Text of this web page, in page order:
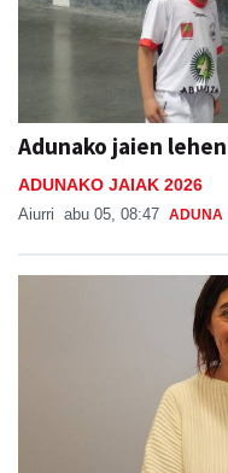
Adunako jaien
ADUNAKO JAIAK 2026
Aiurri abu 05, 08:47 ADUNA